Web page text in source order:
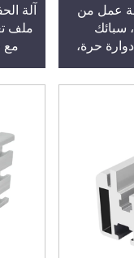
لوحة عمل من
سبائك
حرة،
ملف
مع